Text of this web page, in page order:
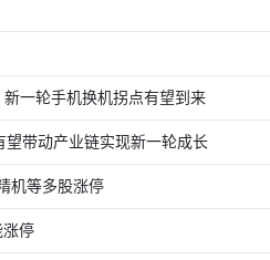
一轮手机换机拐点有望到来
望带动产业链实现新一轮成长
机等多股涨停
涨停